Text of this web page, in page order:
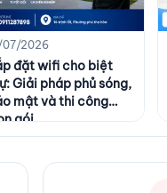
07/2026
đặt wifi cho biệt
Giải pháp phủ sóng,
mật và thi công
gói